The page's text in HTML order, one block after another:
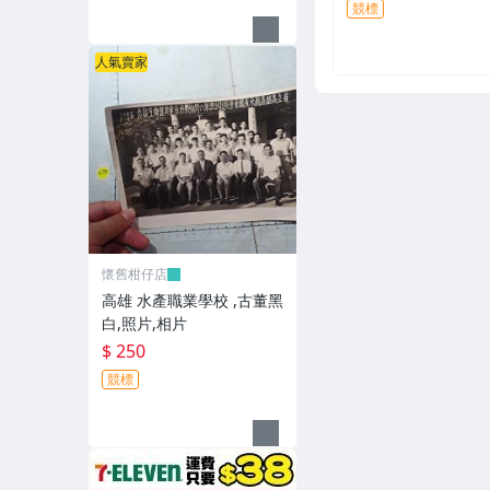
競標
人氣賣家
懷舊柑仔店
高雄 水產職業學校 ,古董黑
白,照片,相片
$ 250
競標